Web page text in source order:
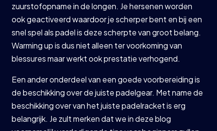
zuurstofopname in de longen. Je hersenen worden
ook geactiveerd waardoor je scherper bent en bij een
snel spel als padel is deze scherpte van groot belang.
Warming up is dus niet alleen ter voorkoming van
blessures maar werkt ook prestatie verhogend.
Een ander onderdeel van een goede voorbereiding is
de beschikking over de juiste padelgear. Met name de
beschikking over van het juiste padelracket is erg
belangrijk. Je zult merken dat we in deze blog